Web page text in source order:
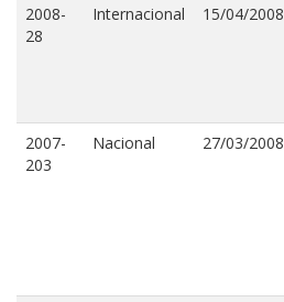
2008-
28
Internacional 15/04/2008
2007-
203
Nacional 27/03/2008